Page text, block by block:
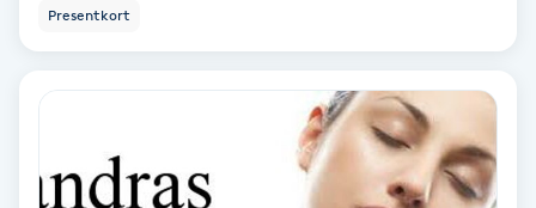
Fotsvamp
Presentkort